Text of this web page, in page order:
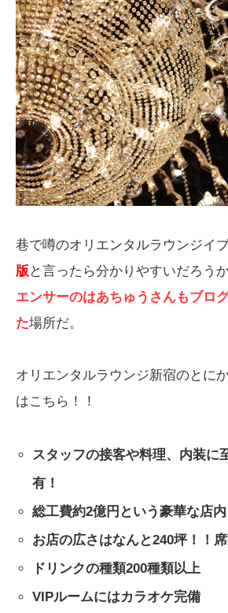
巷で噂のオリエンタルラウンジイブ
版 と言ったら分かりやすいだろう
エンサーのはあちゅうさんもブロ
た場所だ。
オリエンタルラウンジ新宿のとに
はこちら！！
スタッフの接客や料理、内装に
有！
総工費約2億円という豪華な店内
お店の広さはなんと240坪！！
ドリンクの種類200種類以上
VIPルームにはカラオケ完備